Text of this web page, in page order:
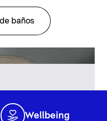
baños
Wellbeing